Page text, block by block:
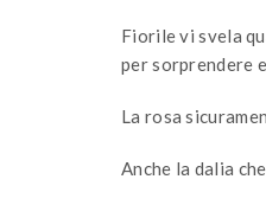
Fiorile vi svela
per sorprendere
La rosa
Anche la dalia